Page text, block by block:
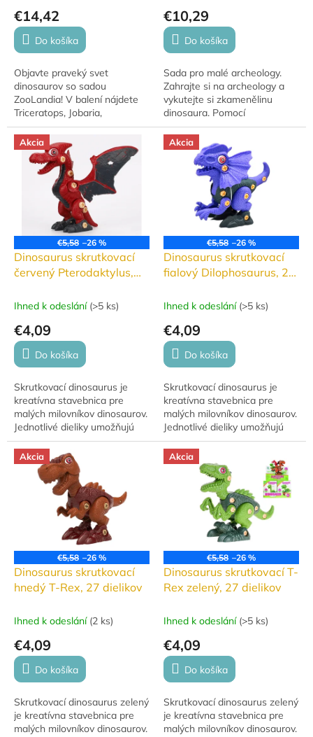
€14,42
Do košíka
Objavte praveký svet
dinosaurov so sadou
ZooLandia! V balení nájdete
Triceratops, Jobaria,
lietajúceho Pteranodona a
ďalšie dva dinosaury,
doplnené o strom a skalu.
Figúrky s...
€10,29
Do košíka
Sada pro malé archeology.
Zahrajte si na archeology a
vykutejte si zkamenělinu
dinosaura. Pomocí
přiloženého nástroje kutejte a
objevte zkaměnělinu
dinosaura.
Akcia
€5,58 –26 %
Dinosaurus skrutkovací
červený Pterodaktylus,
Ihned k odeslání (>5 ks)
€4,09
Do košíka
Skrutkovací dinosaurus je
kreatívna stavebnica pre
malých milovníkov dinosaurov.
Jednotlivé dieliky umožňujú
zostavenie vlastného
dinosaura. Vyrobené z
kvalitného plastu, vhodné...
Akcia
€5,58 –26 %
Dinosaurus skrutkovací
fialový Dilophosaurus, 26
Ihned k odeslání (>5 ks)
€4,09
Do košíka
Skrutkovací dinosaurus je
kreatívna stavebnica pre
malých milovníkov dinosaurov.
Jednotlivé dieliky umožňujú
zostavenie vlastného
dinosaura. Vyrobené z
kvalitného plastu, vhodné...
Akcia
€5,58 –26 %
Dinosaurus skrutkovací
hnedý T-Rex, 27 dielikov
Ihned k odeslání (2 ks)
€4,09
Do košíka
Skrutkovací dinosaurus zelený
je kreatívna stavebnica pre
malých milovníkov dinosaurov.
Akcia
€5,58 –26 %
Dinosaurus skrutkovací T-
Rex zelený, 27 dielikov
Ihned k odeslání (>5 ks)
€4,09
Do košíka
Skrutkovací dinosaurus zelený
je kreatívna stavebnica pre
malých milovníkov dinosaurov.